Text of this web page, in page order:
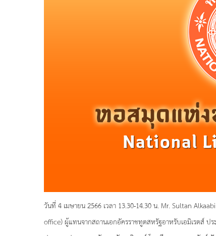
วันที่ 4 เมษายน 2566 เวลา 13.30-14.30 น. Mr. Sultan
office) ผู้แทนจากสถานเอกอัครราชทูตสหรัฐอาหรับเอมิเรตส์